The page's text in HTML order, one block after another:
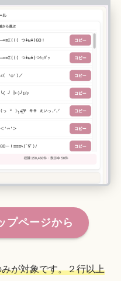
プページから
が対象です。２行以上